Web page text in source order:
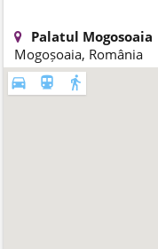
Palatul Mogosoaia
Mogoșoaia, România
directions_car
directions_subway directions_walk